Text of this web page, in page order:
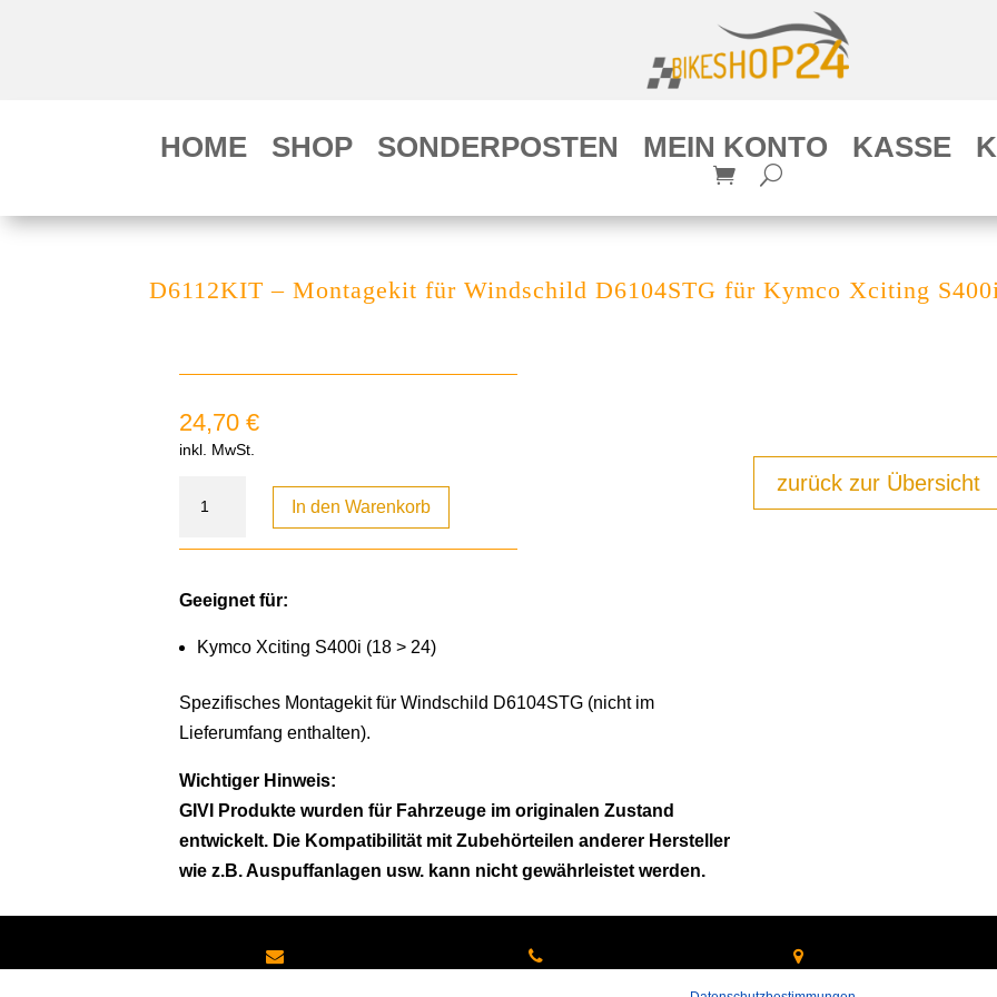
HOME SHOP SONDERPOSTEN MEIN KONTO KASSE
D6112KIT – Montagekit für Windschild D6104STG für Kymco Xciting
24,70€
inkl. MwSt.
In den Warenkorb
Geeignet für:
Kymco Xciting S400i (18 > 24)
Spezifisches Montagekit für Windschild D6104STG (nicht im
Lieferumfang enthalten).
Wichtiger Hinweis:
GIVI Produkte wurden für Fahrzeuge im originalen Zustand
entwickelt. Die Kompatibilität mit Zubehörteilen anderer Hersteller
wie z.B. Auspuffanlagen usw. kann nicht gewährleistet werden.
zurück zur Übersicht